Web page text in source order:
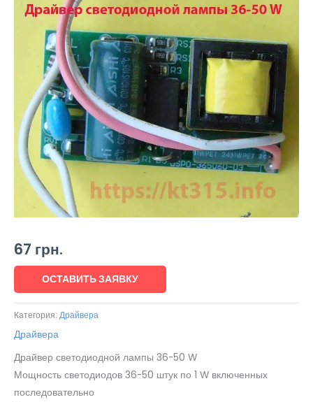
67 грн.
ОСТАВИТЬ ЗАЯВКУ
Категория: Драйвера
Драйвера
Драйвер светодиодной лампы 36-50 W
Мощность светодиодов 36-50 штук по 1 W включенных
последовательно